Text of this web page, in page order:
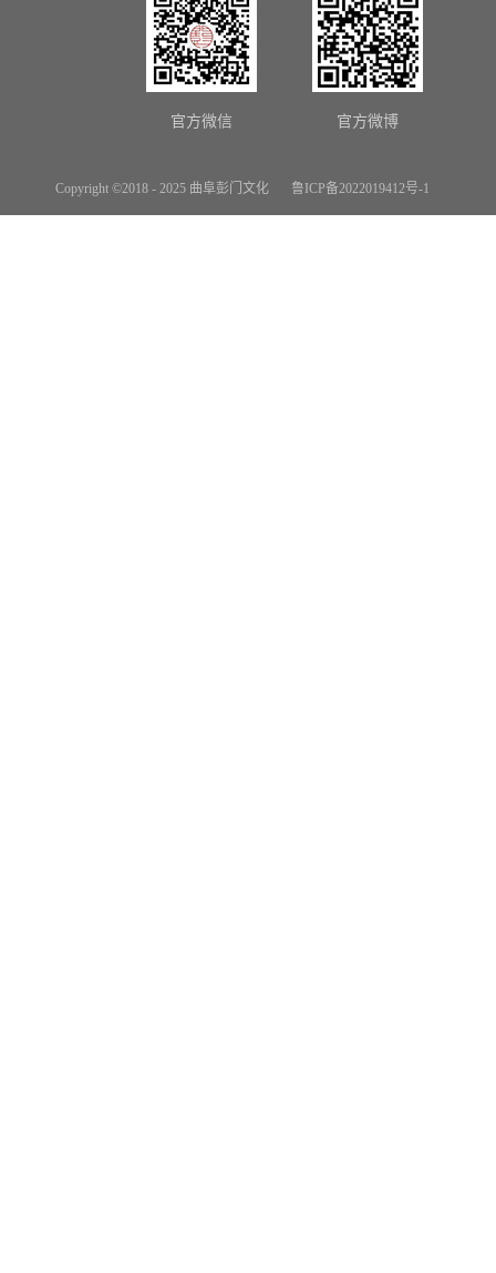
Copyright ©2018 - 2025 曲阜彭门文化 鲁ICP备2022019412号-1
官方微信 官方微博